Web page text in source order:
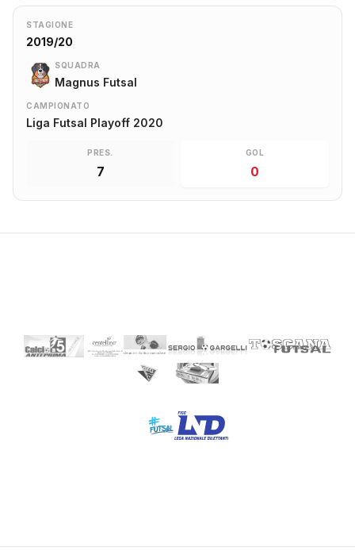
STAGIONE
2019/20
SQUADRA
Magnus Futsal
CAMPIONATO
Liga Futsal Playoff 2020
PRES.
7
GOL
0